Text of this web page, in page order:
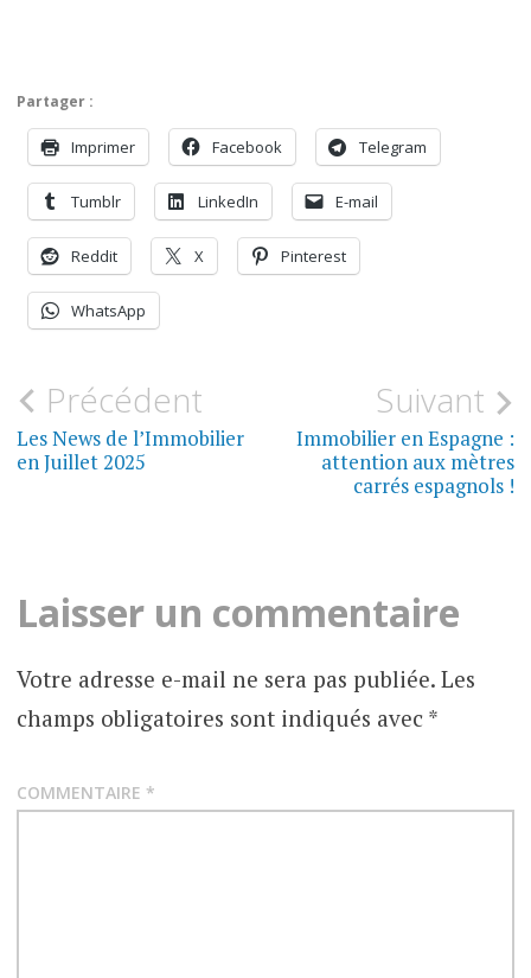
Partager :
Imprimer Facebook Telegram
Tumblr LinkedIn E-mail
Reddit X Pinterest
WhatsApp
ESPAGNE
POUVOIR
NOTARIÉ
NOTARIÉE
N
a
g
t
i
o
Précédent
Les News de l’Immobilier
en Juillet 2025
Suivant
Immobilier en Espagne :
attention aux mètres
carrés espagnols !
Laisser un commentaire
Votre adresse e-mail ne sera pas publiée. Les
champs obligatoires sont indiqués avec *
COMMENTAIRE *